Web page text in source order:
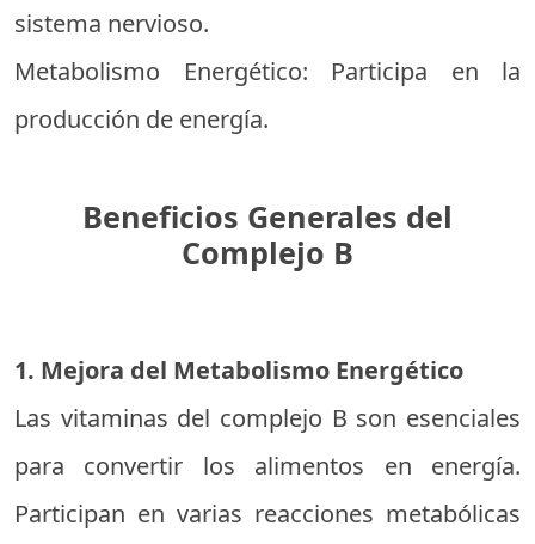
sistema nervioso.
Metabolismo Energético: Participa en la
producción de energía.
Beneficios Generales del
Complejo B
1. Mejora del Metabolismo Energético
Las vitaminas del complejo B son esenciales
para convertir los alimentos en energía.
Participan en varias reacciones metabólicas